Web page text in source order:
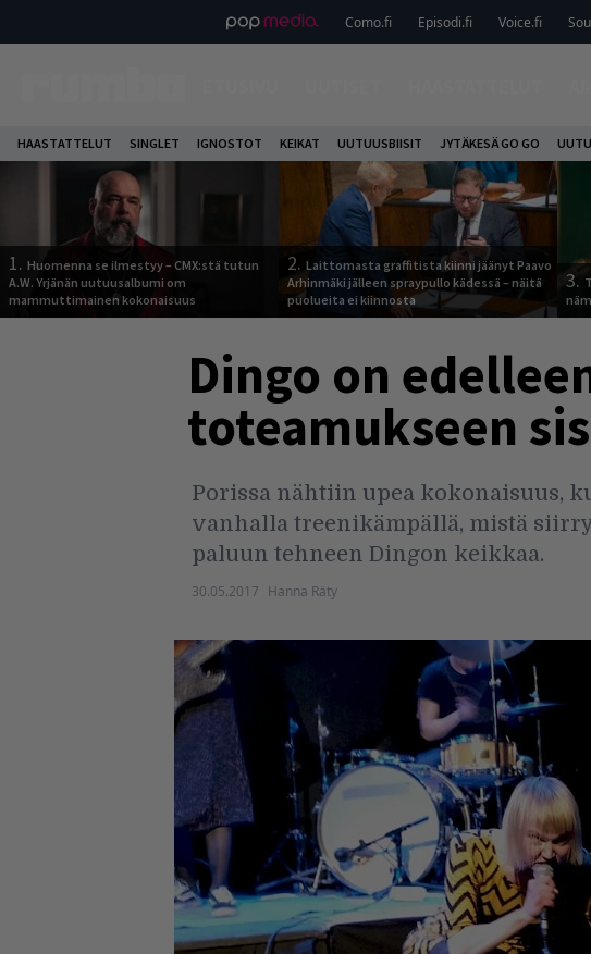
Como.fi Episodi.fi Voice.fi
HAASTATTELUT SINGLET IGNOSTOT KEIKAT UUTUUSBIISIT JYTÄKESÄ GO GO
1. Huomenna se ilmestyy – CMX:stä tutun
A.W. Yrjänän uutuusalbumi om
mammuttimainen kokonaisuus
2. Laittomasta graffitista kiinni jäänyt Paavo
Arhinmäki jälleen spraypullo kädessä – näitä
puolueita ei kiinnosta
3.
Dingo on
toteamukseen
Porissa nähtiin upea kokonaisuus,
vanhalla treenikämpällä, mistä
paluun tehneen Dingon keikkaa.
30.05.2017 Hanna Räty